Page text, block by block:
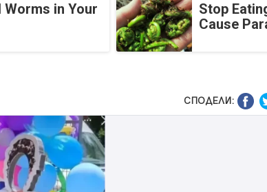
Worms in Your
Stop
Cause
СПОДЕЛИ: